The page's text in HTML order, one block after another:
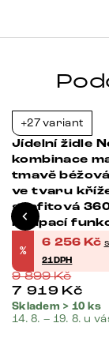
+27 variant
Jídelní židle
kombinace
tmavě
ve tvaru
grafitová
houpací
%
6 256 Kč
21DPH
9 899Kč
7 919 Kč
Skladem > 10 ks
14. 8. – 19. 8. u